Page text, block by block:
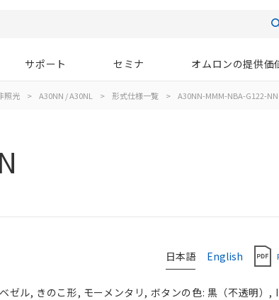
サポート セミナ オムロンの提供価
照光 > A30NN / A30NL > 形式仕様一覧 > A30NN-MMM-NBA-G122-NN
日本語 English
ゼル, きのこ形, モーメンタリ, ボタンの色: 黒（不透明）,